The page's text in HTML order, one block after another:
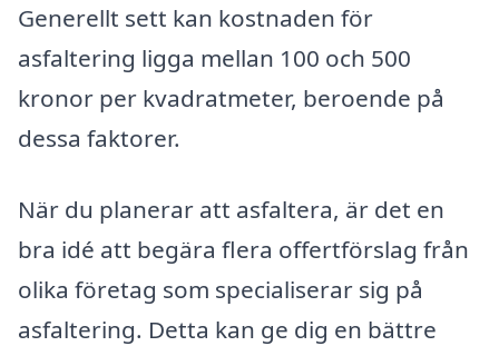
Generellt sett kan kostnaden för
asfaltering ligga mellan 100 och 500
kronor per kvadratmeter, beroende på
dessa faktorer.
När du planerar att asfaltera, är det en
bra idé att begära flera offertförslag från
olika företag som specialiserar sig på
asfaltering. Detta kan ge dig en bättre